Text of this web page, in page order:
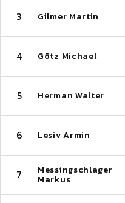
3 Gilmer Martin
4 Götz Michael
5 Herman Walter
6 Lesiv Armin
7 Messingschlager
Markus